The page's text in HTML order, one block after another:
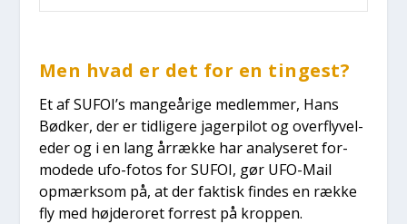
Men hvad er det for en tin­gest?
Et af SUFOI’s man­ge­åri­ge med­lem­mer, Hans
Bød­ker, der er tid­li­ge­re jager­pi­lot og over­fly­ve­l­
e­der og i en lang årræk­ke har ana­ly­se­ret for­
mode­de ufo-fotos for SUFOI, gør UFO-Mail
opmærk­som på, at der fak­tisk fin­des en ræk­ke
fly med høj­der­o­ret for­re­st på krop­pen.